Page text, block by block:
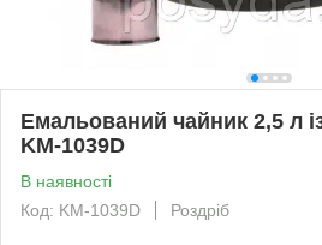
Емальований чайник 2,5 л
KM-1039D
В наявності
Код: KM-1039D
Роздріб